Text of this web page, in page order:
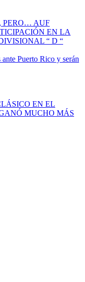
PERO… AUF
EN LA
“ D “
Puerto Rico y serán
EN EL
MUCHO MÁS